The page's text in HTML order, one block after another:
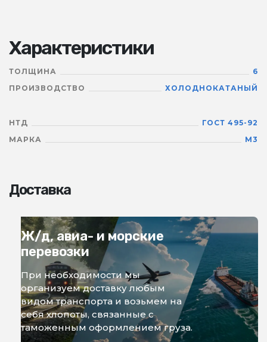
Характеристики
ТОЛЩИНА
6
ПРОИЗВОДСТВО
ХОЛОДНОКАТАНЫЙ
НТД
ГОСТ 495-92
МАРКА
М3
Доставка
Ж/д, авиа- и морские
перевозки
При необходимости мы
организуем доставку любым
видом транспорта и возьмем на
себя хлопоты, связанные с
таможенным оформлением груза.